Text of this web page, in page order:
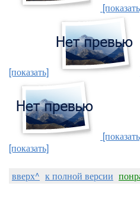
[показать]
[показать]
вверх^ к полной версии